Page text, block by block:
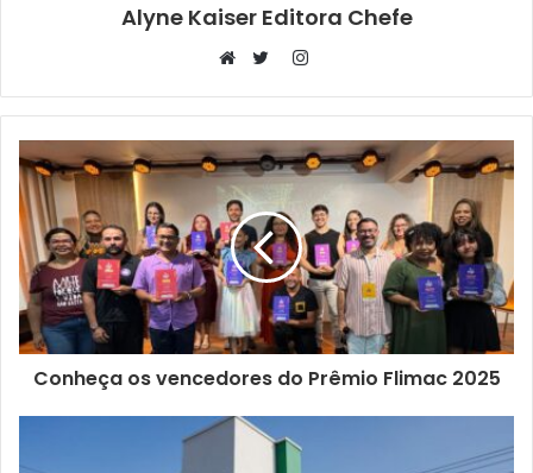
Alyne Kaiser Editora Chefe
Instagram
Conheça os vencedores do Prêmio Flimac 2025